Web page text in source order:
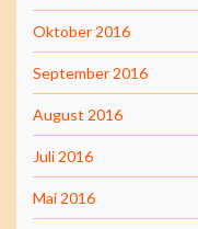
Oktober 2016
September 2016
August 2016
Juli 2016
Mai 2016